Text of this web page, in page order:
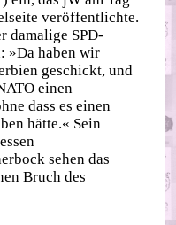
veröffentlichte.
damalige SPD-
»Da haben wir
geschickt, und
einen
dass es einen
hätte.« Sein
sehen das
Bruch des